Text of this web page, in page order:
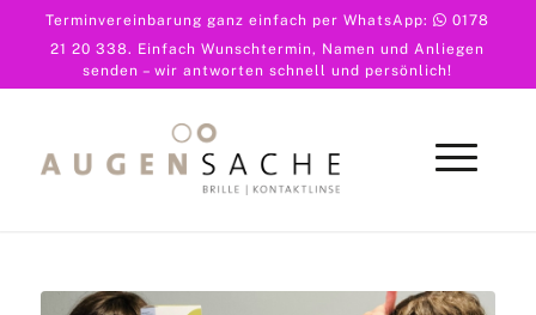
Terminvereinbarung ganz einfach per WhatsApp:
0178
21 20 338. Einfach Wunschtermin, Namen und Anliegen
senden – wir antworten schnell und persönlich!